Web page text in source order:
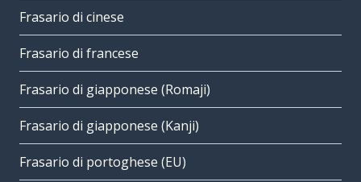
Frasario di cinese
Frasario di francese
Frasario di giapponese (Romaji)
Frasario di giapponese (Kanji)
Frasario di portoghese (EU)